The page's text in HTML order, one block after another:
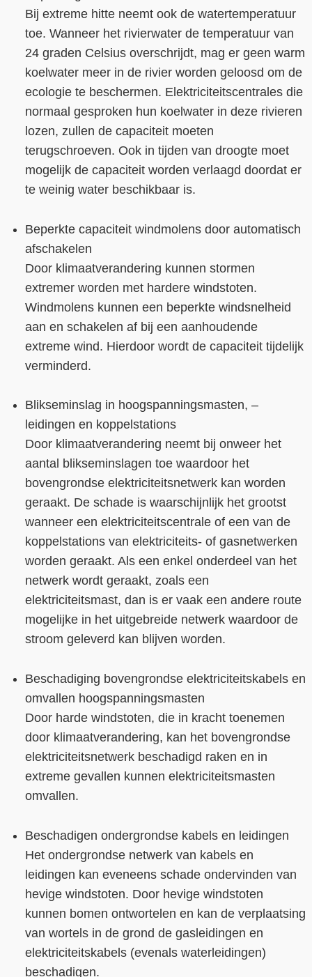
Bij extreme hitte neemt ook de watertemperatuur
toe. Wanneer het rivierwater de temperatuur van
24 graden Celsius overschrijdt, mag er geen warm
koelwater meer in de rivier worden geloosd om de
ecologie te beschermen. Elektriciteitscentrales die
normaal gesproken hun koelwater in deze rivieren
lozen, zullen de capaciteit moeten
terugschroeven. Ook in tijden van droogte moet
mogelijk de capaciteit worden verlaagd doordat er
te weinig water beschikbaar is.
Beperkte capaciteit windmolens door automatisch
afschakelen
Door klimaatverandering kunnen stormen
extremer worden met hardere windstoten.
Windmolens kunnen een beperkte windsnelheid
aan en schakelen af bij een aanhoudende
extreme wind. Hierdoor wordt de capaciteit tijdelijk
verminderd.
Blikseminslag in hoogspanningsmasten, –
leidingen en koppelstations
Door klimaatverandering neemt bij onweer het
aantal blikseminslagen toe waardoor het
bovengrondse elektriciteitsnetwerk kan worden
geraakt. De schade is waarschijnlijk het grootst
wanneer een elektriciteitscentrale of een van de
koppelstations van elektriciteits- of gasnetwerken
worden geraakt. Als een enkel onderdeel van het
netwerk wordt geraakt, zoals een
elektriciteitsmast, dan is er vaak een andere route
mogelijke in het uitgebreide netwerk waardoor de
stroom geleverd kan blijven worden.
Beschadiging bovengrondse elektriciteitskabels en
omvallen hoogspanningsmasten
Door harde windstoten, die in kracht toenemen
door klimaatverandering, kan het bovengrondse
elektriciteitsnetwerk beschadigd raken en in
extreme gevallen kunnen elektriciteitsmasten
omvallen.
Beschadigen ondergrondse kabels en leidingen
Het ondergrondse netwerk van kabels en
leidingen kan eveneens schade ondervinden van
hevige windstoten. Door hevige windstoten
kunnen bomen ontwortelen en kan de verplaatsing
van wortels in de grond de gasleidingen en
elektriciteitskabels (evenals waterleidingen)
beschadigen.